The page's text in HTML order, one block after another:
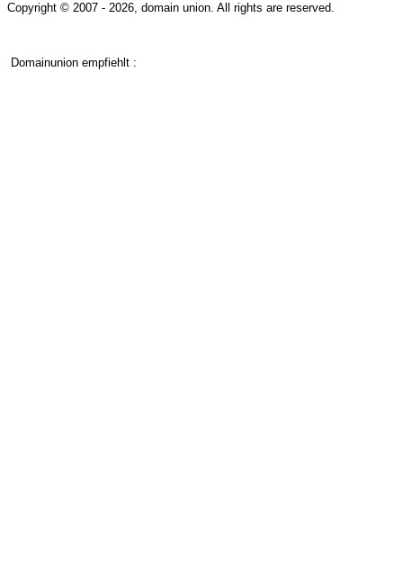
Copyright © 2007 - 2026, domain union. All rights are reserved.
Domainunion empfiehlt :